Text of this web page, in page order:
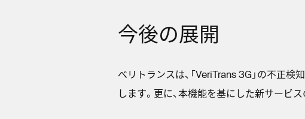
今後の展開
べリトランスは、「VeriTrans 3G」の不正
します。更に、本機能を基にした新サービ